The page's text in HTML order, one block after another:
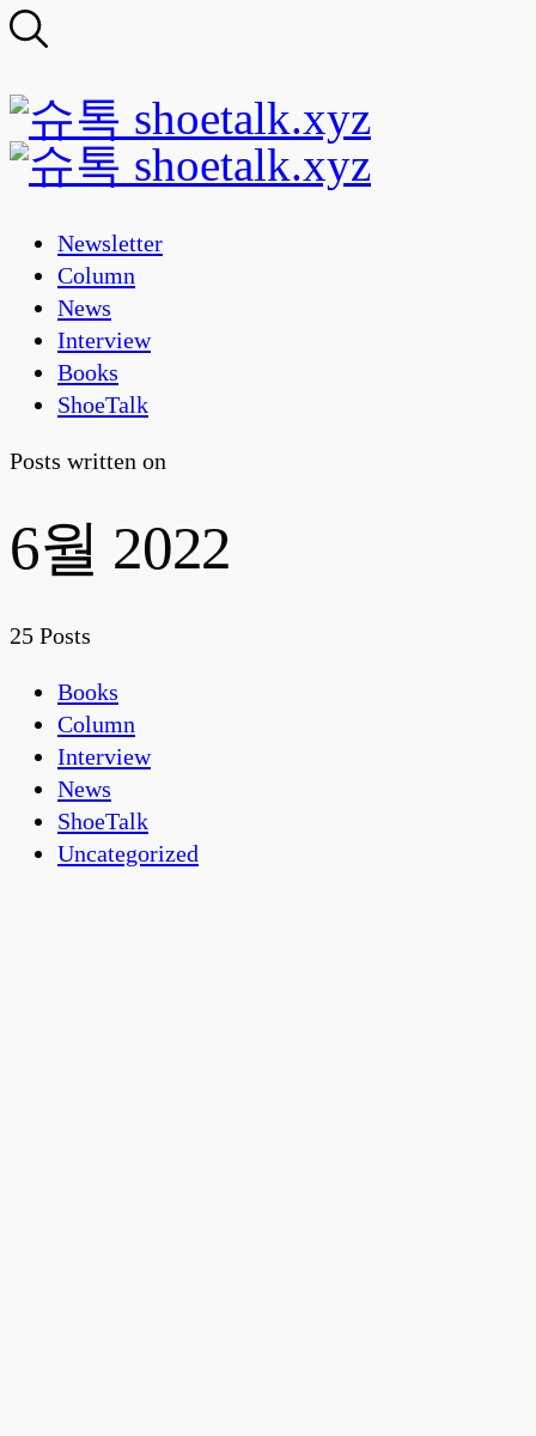
Newsletter
Column
News
Interview
Books
ShoeTalk
Posts written on
6월 2022
25 Posts
Books
Column
Interview
News
ShoeTalk
Uncategorized